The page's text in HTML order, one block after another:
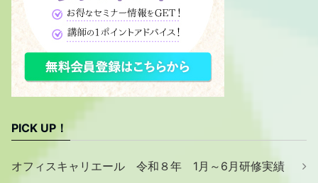
PICK UP！
オフィスキャリエール 令和８年 1月～6月研修実績